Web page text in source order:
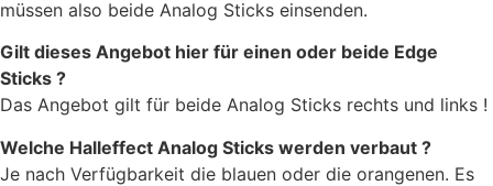
müssen also beide Analog Sticks einsenden.
Gilt dieses Angebot hier für einen oder beide Edge
Sticks ?
Das Angebot gilt für beide Analog Sticks rechts und links !
Welche Halleffect Analog Sticks werden verbaut ?
Je nach Verfügbarkeit die blauen oder die orangenen. Es